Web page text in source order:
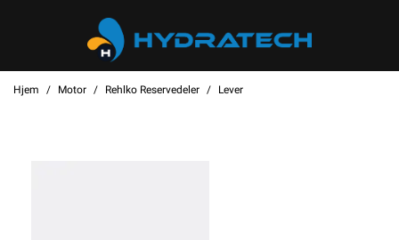
Hjem Motor Rehlko Reservedeler Lever